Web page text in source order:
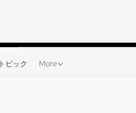
トピック More
ワーク